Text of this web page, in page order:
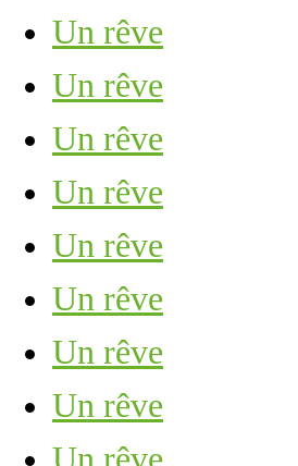
Un rêve
Un rêve
Un rêve
Un rêve
Un rêve
Un rêve
Un rêve
Un rêve